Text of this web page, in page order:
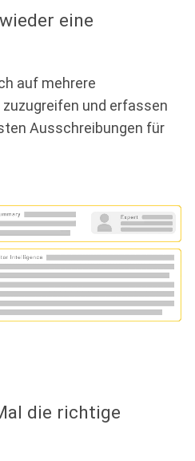
– Enterprise AI Search
eine
auf mehrere
und erfassen
Ausschreibungen für
die richtige